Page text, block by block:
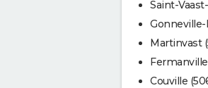
Saint-
Gonneville-
Martinvast
Couville